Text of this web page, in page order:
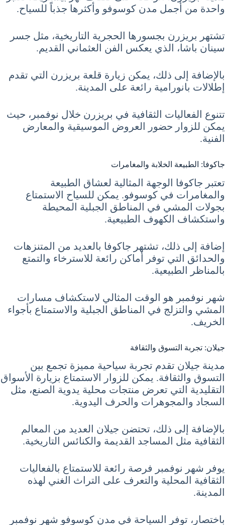
واحدة من أجمل مدن كوسوفو وأكثرها جذباً للسياح.
تشتهر بريزرن بجسورها الحجرية التاريخية، مثل جسر
سينان باشا، الذي يعكس الفن العثماني القديم.
بالإضافة إلى ذلك، يمكن زيارة قلعة بريزرن التي تقدم
إطلالات بانورامية رائعة على المدينة.
تتنوع الفعاليات الثقافية في بريزرن خلال نوفمبر، حيث
يمكن للزوار حضور العروض الموسيقية والمعارض
الفنية.
جاكوفا: الطبيعة الخلابة والمغامرات
تعتبر جاكوفا الوجهة المثالية لعشاق الطبيعة
والمغامرات في كوسوفو. يمكن للسياح الاستمتاع
بجولات المشي في المناطق الجبلية المحيطة
واستكشاف الكهوف الطبيعية.
إضافة إلى ذلك، تشتهر جاكوفا بالعديد من المتنزهات
والحدائق التي توفر أماكن رائعة للاسترخاء والتمتع
بالمناظر الطبيعية.
شهر نوفمبر هو الوقت المثالي لاستكشاف مسارات
المشي والتزلج في المناطق الجبلية والاستمتاع بأجواء
الخريف.
جيلان: تجربة التسوق والثقافة
مدينة جيلان تقدم تجربة سياحية مميزة تجمع بين
التسوق والثقافة. يمكن للزوار الاستمتاع بزيارة الأسواق
التقليدية التي تعرض منتجات محلية يدوية الصنع، مثل
السجاد والمجوهرات والحرف اليدوية.
بالإضافة إلى ذلك، تحتضن جيلان العديد من المعالم
الثقافية مثل المساجد القديمة والكنائس التاريخية.
يوفر شهر نوفمبر فرصة رائعة للاستمتاع بالفعاليات
الثقافية المحلية والتعرف على التراث الغني لهذه
المدينة.
باختصار، توفر السياحة في مدن كوسوفو شهر نوفمبر